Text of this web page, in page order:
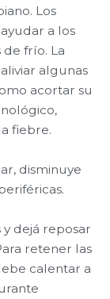
Los
a los
frío. La
algunas
acortar su
fiebre.
disminuye
dejá reposar
retener las
calentar a